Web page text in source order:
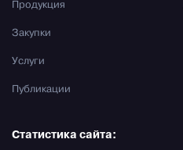
Продукция
Закупки
Услуги
Публикации
Статистика сайта: